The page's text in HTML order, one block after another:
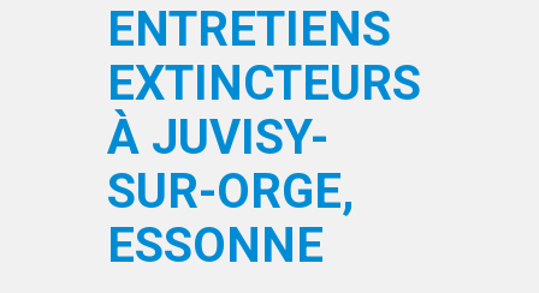
ENTRETIENS
EXTINCTEURS
À JUVISY-
SUR-ORGE,
ESSONNE